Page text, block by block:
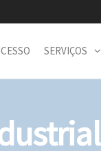
SERVIÇOS